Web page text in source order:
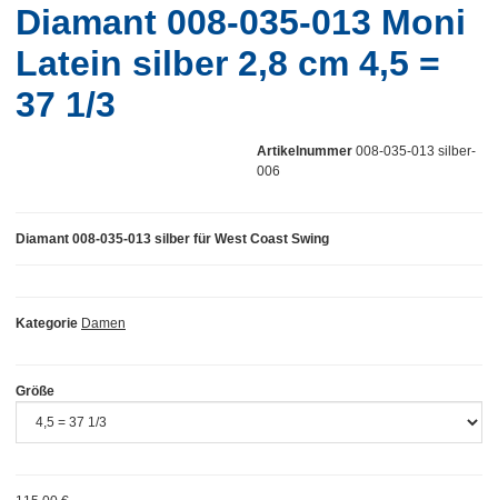
Diamant 008-035-013 Moni
Latein silber 2,8 cm 4,5 =
37 1/3
Artikelnummer 008-035-013 silber-
006
Kategorie Damen
Diamant 008-035-013 silber für West Coast Swing
Größe